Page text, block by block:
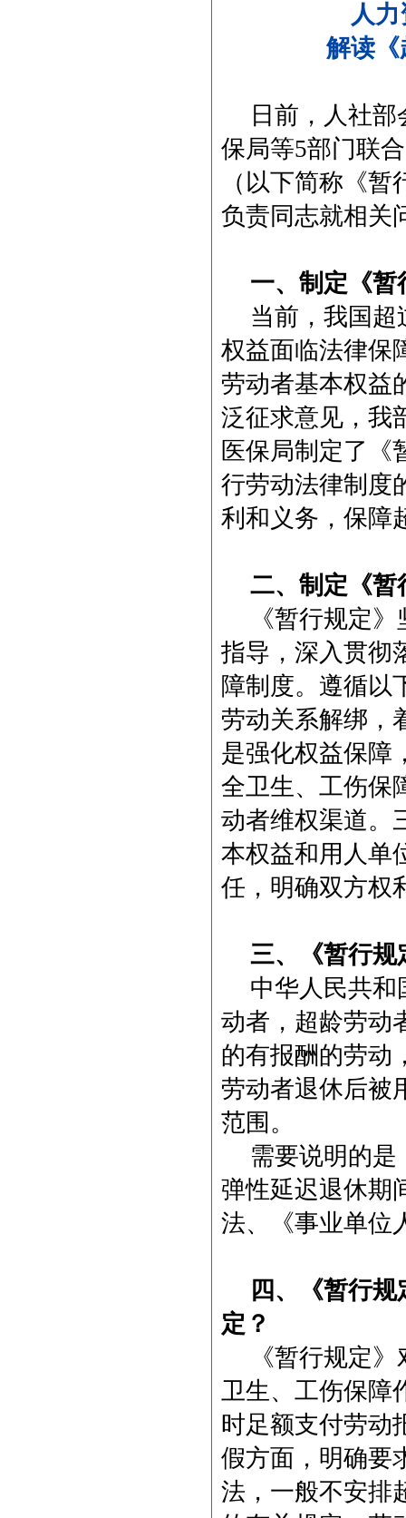
人
解读
日前，人社
保局等5部门联
（以下简称《
负责同志就相关
一、制定《暂
当前，我国
权益面临法律保
劳动者基本权益
泛征求意见，我
医保局制定了《
行劳动法律制度
利和义务，保障
二、制定《暂
《暂行规定
指导，深入贯彻
障制度。遵循以
劳动关系解绑，
是强化权益保障
全卫生、工伤保
动者维权渠道。
本权益和用人单
任，明确双方权
三、《暂行规
中华人民共和
动者，超龄劳动
的有报酬的劳动
劳动者退休后被
范围。
需要说明的
弹性延迟退休期
法、《事业单位
四、《暂行
定？
《暂行规定
卫生、工伤保障
时足额支付劳动
假方面，明确要
法，一般不安排